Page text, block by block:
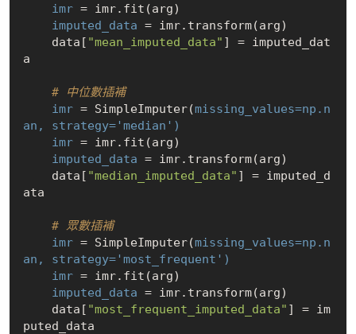
imr = imr.fit(arg)
imputed_data = imr.transform(arg)
    data[
"mean_imputed_data" ] = imputed_dat
a
# 中位數插補
imr = SimpleImputer(missing_values=np.n
an,
strategy='median')
imr = imr.fit(arg)
imputed_data = imr.transform(arg)
    data[
"median_imputed_data" ] = imputed_d
ata
# 眾數插補
imr = SimpleImputer(missing_values=np.n
an,
strategy='most_frequent')
imr = imr.fit(arg)
imputed_data = imr.transform(arg)
    data[
"most_frequent_imputed_data" ] = im
puted_data